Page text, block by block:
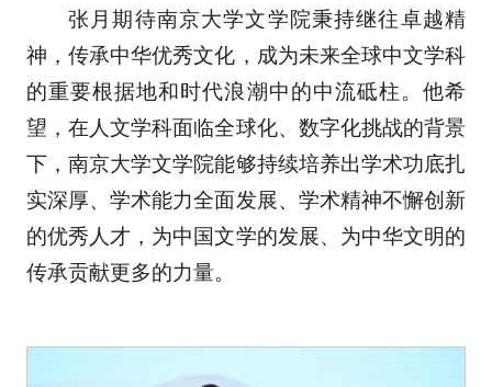
张月期待南京大学文学院秉持继往卓越精
神，传承中华优秀文化，成为未来全球中文学科
的重要根据地和时代浪潮中的中流砥柱。他希
望，在人文学科面临全球化、数字化挑战的背景
下，南京大学文学院能够持续培养出学术功底扎
实深厚、学术能力全面发展、学术精神不懈创新
的优秀人才，为中国文学的发展、为中华文明的
传承贡献更多的力量。